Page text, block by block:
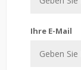
Ihre E-Mail